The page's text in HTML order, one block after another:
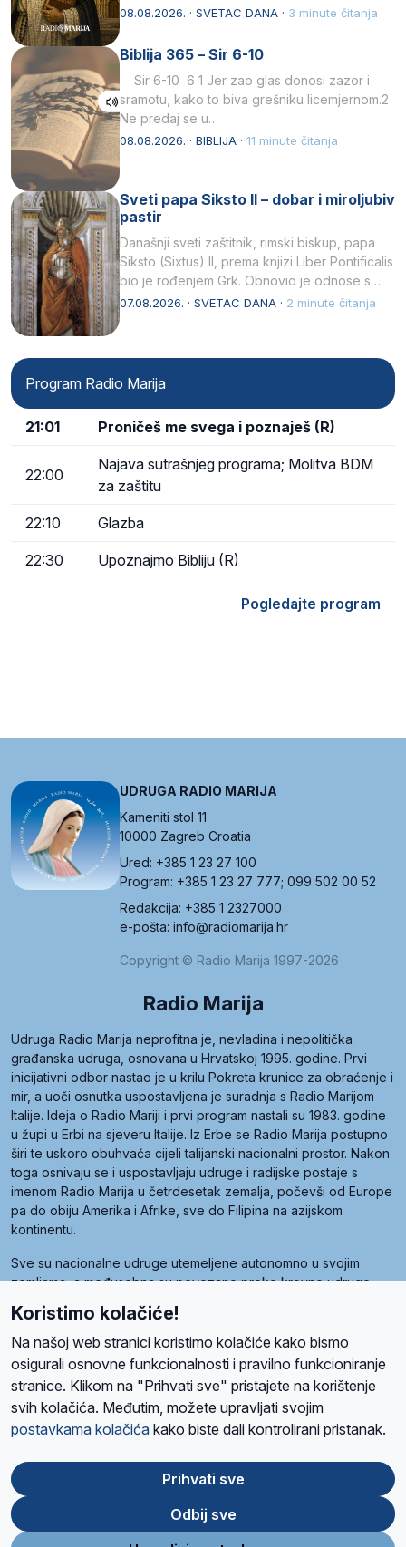
Svojim životom, dubokom ljubavlju prema
08.08.2026. · SVETAC DANA · 3 minute čitanja
Biblija 365 – Sir 6-10
Sir 6-10 6 1 Jer zao glas donosi zazor i
sramotu, kako to biva grešniku licemjernom.2
Ne predaj se u…
08.08.2026. · BIBLIJA · 11 minute čitanja
Sveti papa Siksto II – dobar i miroljubiv
pastir
Današnji sveti zaštitnik, rimski biskup, papa
Siksto (Sixtus) II, prema knjizi Liber Pontificalis
bio je rođenjem Grk. Obnovio je odnose s
afričkim…
07.08.2026. · SVETAC DANA · 2 minute čitanja
Program Radio Marija
21:01 Proničeš me svega i poznaješ (R)
22:00
Najava sutrašnjeg programa; Molitva BDM
za zaštitu
22:10 Glazba
22:30 Upoznajmo Bibliju (R)
Pogledajte program
UDRUGA RADIO MARIJA
Kameniti stol 11
10000 Zagreb Croatia
Ured: +385 1 23 27 100
Program: +385 1 23 27 777; 099 502 00 52
Redakcija: +385 1 2327000
e-pošta: info@radiomarija.hr
Copyright © Radio Marija 1997-2026
Radio Marija
Udruga Radio Marija neprofitna je, nevladina i nepolitička
građanska udruga, osnovana u Hrvatskoj 1995. godine. Prvi
inicijativni odbor nastao je u krilu Pokreta krunice za obraćenje i
mir, a uoči osnutka uspostavljena je suradnja s Radio Marijom
Italije. Ideja o Radio Mariji i prvi program nastali su 1983. godine
u župi u Erbi na sjeveru Italije. Iz Erbe se Radio Marija postupno
širi te uskoro obuhvaća cijeli talijanski nacionalni prostor. Nakon
toga osnivaju se i uspostavljaju udruge i radijske postaje s
imenom Radio Marija u četrdesetak zemalja, počevši od Europe
pa do obiju Amerika i Afrike, sve do Filipina na azijskom
kontinentu.
Sve su nacionalne udruge utemeljene autonomno u svojim
zemljama, a međusobna su povezane preko krovne udruge
Radio Maria). Svjetsku obitelj utemeljilo je sedam članica, među
kojima je i hrvatska Udruga Radio Marija.
O namaRadio ProgramVolonteriPrijateljiKontaktPravila privatnosti
Ova stranica je zaštićena Google reCAPTCHA sustavom
Store
Google
Play
Koristimo kolačiće!
Na našoj web stranici koristimo kolačiće kako bismo
osigurali osnovne funkcionalnosti i pravilno funkcioniranje
stranice. Klikom na "Prihvati sve" pristajete na korištenje
svih kolačića. Međutim, možete upravljati svojim
postavkama kolačića kako biste dali kontrolirani pristanak.
Prihvati sve
Odbij sve